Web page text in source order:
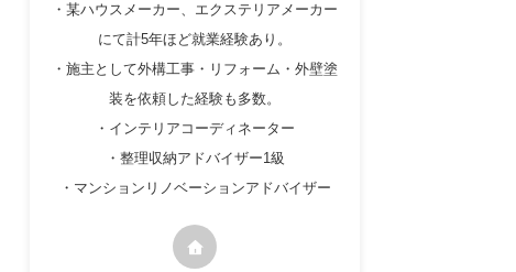
・某ハウスメーカー、エクステリアメーカー
にて計5年ほど就業経験あり。
・施主として外構工事・リフォーム・外壁塗
装を依頼した経験も多数。
・インテリアコーディネーター
・整理収納アドバイザー1級
・マンションリノベーションアドバイザー